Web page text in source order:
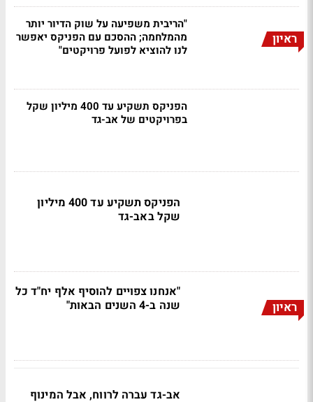
ראיון
"הריבית משפיעה על שוק הדיור יותר
מהמלחמה; ההסכם עם הפניקס יאפשר
לנו להוציא לפועל פרויקטים"
הפניקס תשקיע עד 400 מיליון שקל
בפרויקטים של אב-גד
הפניקס תשקיע עד 400 מיליון
שקל באב-גד
ראיון
"אנחנו צפויים להוסיף אלף יח"ד כל
שנה ב-4 השנים הבאות"
אב-גד עברה לרווח, אבל המינוף